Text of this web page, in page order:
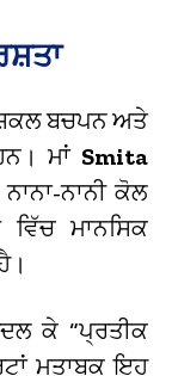
ਬਚਪਨ ਅਤੇ
ਮਾਂ Smita
ਨਾਨੀ ਕੋਲ
ਮਾਨਸਿਕ
ਕੇ “ਪ੍ਰਤੀਕ
ਮੁਤਾਬਕ ਇਹ